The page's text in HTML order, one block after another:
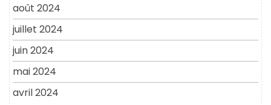
août 2024
juillet 2024
juin 2024
mai 2024
avril 2024